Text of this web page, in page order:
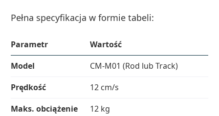
Pełna specyfikacja w formie tabeli:
Parametr
Wartość
Model
CM-M01 (Rod lub Track)
Prędkość
12 cm/s
Maks. obciążenie
12 kg